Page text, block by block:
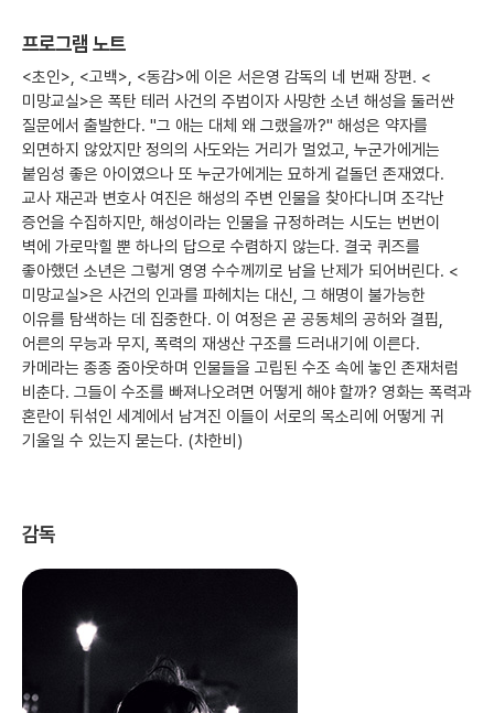
프로그램 노트
<초인>, <고백>, <동감>에 이은 서은영 감독의 네 번째 장편. <
미망교실>은 폭탄 테러 사건의 주범이자 사망한 소년 해성을 둘러싼
질문에서 출발한다. "그 애는 대체 왜 그랬을까?" 해성은 약자를
외면하지 않았지만 정의의 사도와는 거리가 멀었고, 누군가에게는
붙임성 좋은 아이였으나 또 누군가에게는 묘하게 겉돌던 존재였다.
교사 재곤과 변호사 여진은 해성의 주변 인물을 찾아다니며 조각난
증언을 수집하지만, 해성이라는 인물을 규정하려는 시도는 번번이
벽에 가로막힐 뿐 하나의 답으로 수렴하지 않는다. 결국 퀴즈를
좋아했던 소년은 그렇게 영영 수수께끼로 남을 난제가 되어버린다. <
미망교실>은 사건의 인과를 파헤치는 대신, 그 해명이 불가능한
이유를 탐색하는 데 집중한다. 이 여정은 곧 공동체의 공허와 결핍,
어른의 무능과 무지, 폭력의 재생산 구조를 드러내기에 이른다.
카메라는 종종 줌아웃하며 인물들을 고립된 수조 속에 놓인 존재처럼
비춘다. 그들이 수조를 빠져나오려면 어떻게 해야 할까? 영화는 폭력과
혼란이 뒤섞인 세계에서 남겨진 이들이 서로의 목소리에 어떻게 귀
기울일 수 있는지 묻는다. (차한비)
감독